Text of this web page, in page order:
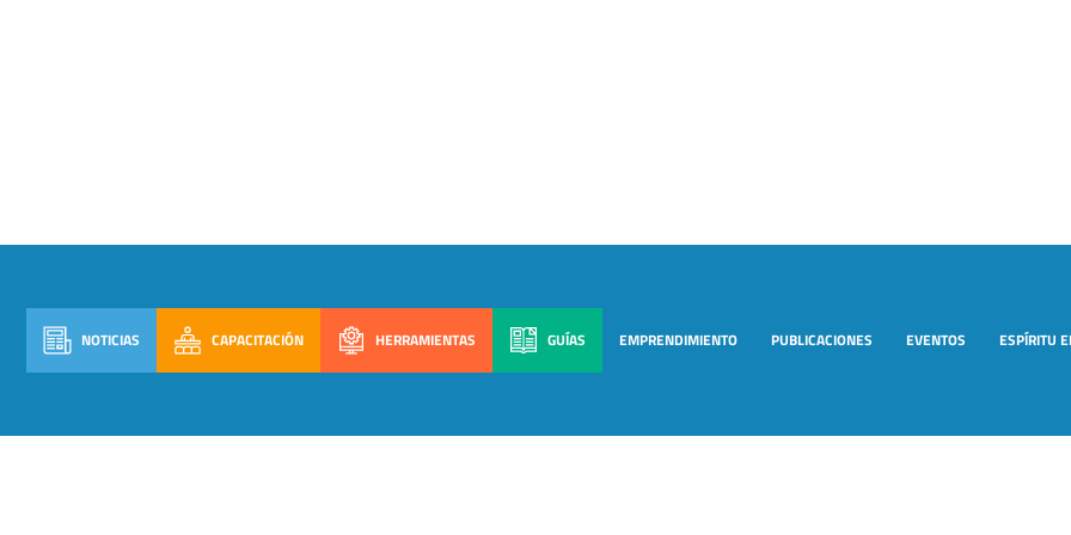
NOTICIAS CAPACITACIÓN HERRAMIENTAS GUÍAS EMPRENDIMIENTO PUBLICACIONES EVENTOS ESPÍRITU